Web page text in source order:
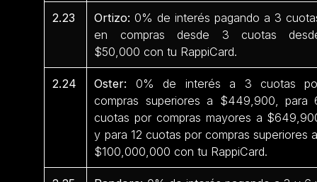
2.23 Ortizo: 0% de interés pagando a 3
en compras desde 3 cuotas
$50,000 con tu RappiCard.
2.24 Oster: 0% de interés a 3 cuotas
compras superiores a $449,900, para
cuotas por compras mayores a
y para 12 cuotas por compras superiores
$100,000,000 con tu RappiCard.